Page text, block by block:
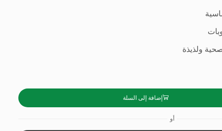
ولذيذة
إضافة إلى السلة
أو